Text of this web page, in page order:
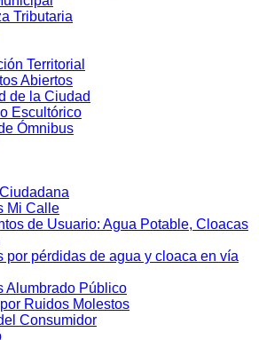
Tributaria
Territorial
Abiertos
de la Ciudad
Escultórico
Ómnibus
Mi Calle
de Usuario: Agua Potable, Cloacas
por pérdidas de agua y cloaca en vía
Alumbrado Público
Ruidos Molestos
Consumidor